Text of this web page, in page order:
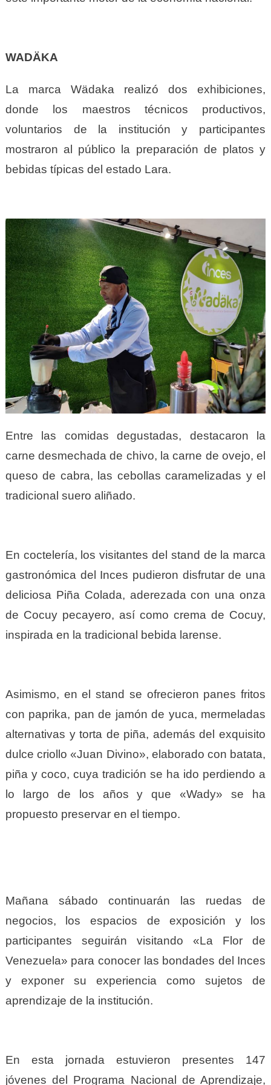
WADÄKA
La marca Wädaka realizó dos exhibiciones,
donde los maestros técnicos productivos,
voluntarios de la institución y participantes
mostraron al público la preparación de platos y
bebidas típicas del estado Lara.
Entre las comidas degustadas, destacaron la
carne desmechada de chivo, la carne de ovejo, el
queso de cabra, las cebollas caramelizadas y el
tradicional suero aliñado.
En coctelería, los visitantes del stand de la marca
gastronómica del Inces pudieron disfrutar de una
deliciosa Piña Colada, aderezada con una onza
de Cocuy pecayero, así como crema de Cocuy,
inspirada en la tradicional bebida larense.
Asimismo, en el stand se ofrecieron panes fritos
con paprika, pan de jamón de yuca, mermeladas
alternativas y torta de piña, además del exquisito
dulce criollo «Juan Divino», elaborado con batata,
piña y coco, cuya tradición se ha ido perdiendo a
lo largo de los años y que «Wady» se ha
propuesto preservar en el tiempo.
Mañana sábado continuarán las ruedas de
negocios, los espacios de exposición y los
participantes seguirán visitando «La Flor de
Venezuela» para conocer las bondades del Inces
y exponer su experiencia como sujetos de
aprendizaje de la institución.
En esta jornada estuvieron presentes 147
jóvenes del Programa Nacional de Aprendizaje,